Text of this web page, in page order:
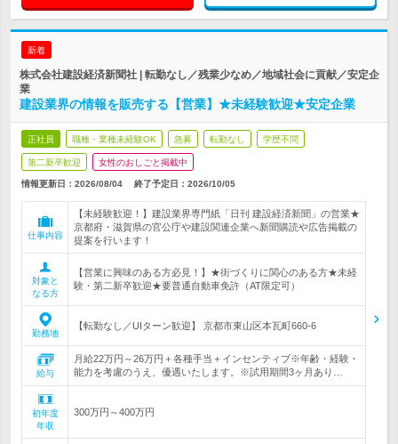
新着
株式会社建設経済新聞社 | 転勤なし／残業少なめ／地域社会に貢献／安定企
業
建設業界の情報を販売する【営業】★未経験歓迎★安定企業
正社員 職種・業種未経験OK 急募 転勤なし 学歴不問
第二新卒歓迎 女性のおしごと掲載中
情報更新日：2026/08/04 終了予定日： 2026/10/05
仕事内容
【未経験歓迎！】建設業界専門紙「日刊 建設経済新聞」の営業★
京都府・滋賀県の官公庁や建設関連企業へ新聞購読や広告掲載の
提案を行います！
対象と
なる方
【営業に興味のある方必見！】★街づくりに関心のある方★未経
験・第二新卒歓迎★要普通自動車免許（AT限定可）
勤務地
【転勤なし／UIターン歓迎】 京都市東山区本瓦町660-6
給与
月給22万円～26万円＋各種手当＋インセンティブ※年齢・経験・
能力を考慮のうえ、優遇いたします。※試用期間3ヶ月あり…
初年度
年収
300万円～400万円